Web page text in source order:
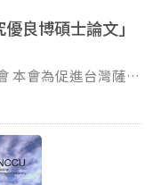
訓練、團體督導及
且經
發初談實習證明
、收件日
分止。(以email
良博碩士論文」
提
模式研究優良博碩
業論文並投稿至本會
至本年5月31日）
教育部認可之台灣公